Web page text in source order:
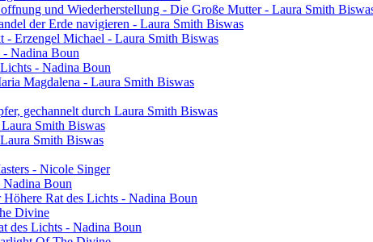
und Wiederherstellung - Die Große Mutter - Laura Smith
der Erde navigieren - Laura Smith Biswas
- Erzengel Michael - Laura Smith Biswas
- Nadina Boun
- Nadina Boun
Magdalena - Laura Smith Biswas
gechannelt durch Laura Smith Biswas
Smith Biswas
Smith Biswas
- Nicole Singer
Nadina Boun
Rat des Lichts - Nadina Boun
Divine
des Lichts - Nadina Boun